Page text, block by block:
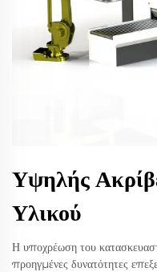
Υψηλής
Υλικού
Η υποχρέωση του
προηγμένες δυνατότητες